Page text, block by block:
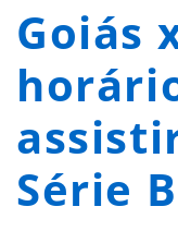
Goiás
Série B